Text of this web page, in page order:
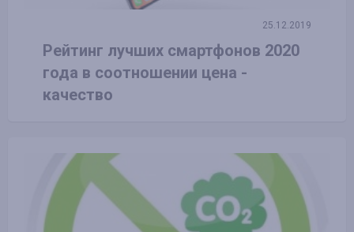
25.12.2019
Рейтинг лучших смартфонов 2020
года в соотношении цена -
качество